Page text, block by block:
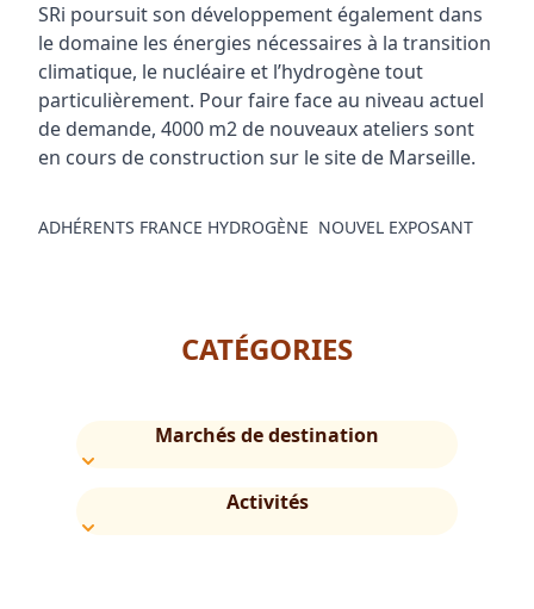
SRi poursuit son développement également dans
le domaine les énergies nécessaires à la transition
climatique, le nucléaire et l’hydrogène tout
particulièrement. Pour faire face au niveau actuel
de demande, 4000 m2 de nouveaux ateliers sont
en cours de construction sur le site de Marseille.
ADHÉRENTS FRANCE HYDROGÈNE NOUVEL EXPOSANT
CATÉGORIES
Marchés de destination
Activités